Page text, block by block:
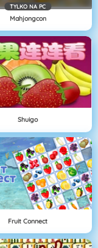
TYLKO NA PC
Mahjongcon
Shuigo
Fruit Connect